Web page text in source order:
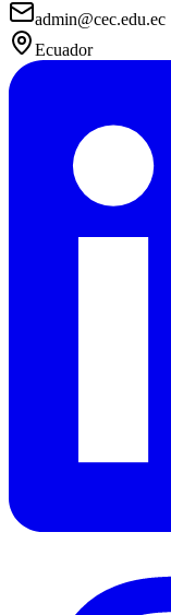
admin@cec.edu.ec
Ecuador